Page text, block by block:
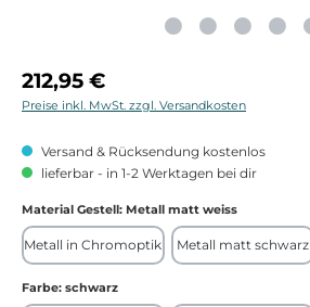
Regulärer Preis:
212,95 €
Preise inkl. MwSt. zzgl. Versandkosten
Versand & Rücksendung kostenlos
lieferbar - in 1-2 Werktagen bei dir
Material Gestell: Metall matt weiss
Metall in Chromoptik Metall matt schwarz
Farbe: schwarz